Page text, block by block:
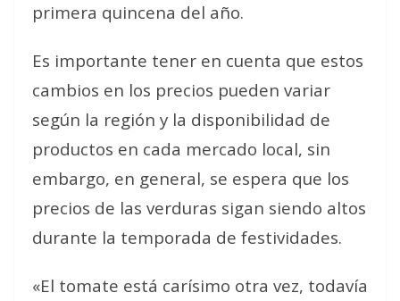
primera quincena del año.
Es importante tener en cuenta que estos
cambios en los precios pueden variar
según la región y la disponibilidad de
productos en cada mercado local, sin
embargo, en general, se espera que los
precios de las verduras sigan siendo altos
durante la temporada de festividades.
«El tomate está carísimo otra vez, todavía